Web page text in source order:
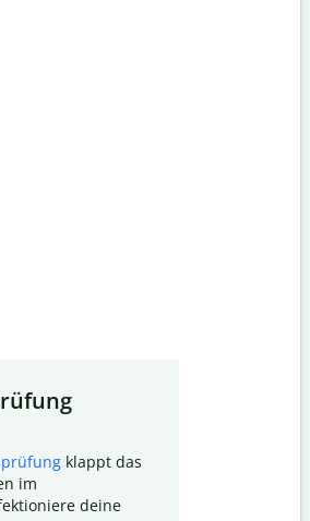
klappt das
im
deine